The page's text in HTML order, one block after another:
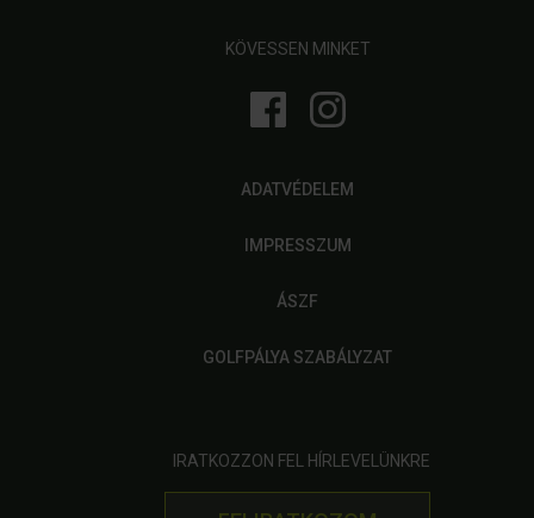
KÖVESSEN MINKET
ADATVÉDELEM
IMPRESSZUM
ÁSZF
GOLFPÁLYA SZABÁLYZAT
IRATKOZZON FEL HÍRLEVELÜNKRE